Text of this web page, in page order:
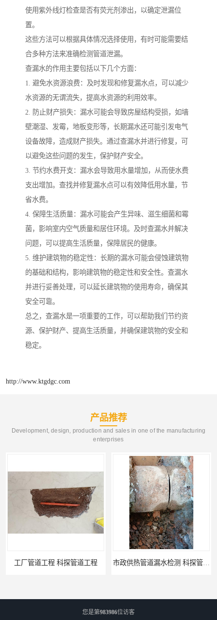
使用紫外线灯检查是否有荧光剂渗出，以确定泄漏位
置。
这些方法可以根据具体情况选择使用，有时可能需要结
合多种方法来准确检测管道泄漏。
查漏水的作用主要包括以下几个方面：
1. 避免水资源浪费：及时发现和修复漏水点，可以减少
水资源的无谓流失，提高水资源的利用效率。
2. 防止财产损失：漏水可能会导致房屋结构受损，如墙
壁潮湿、发霉，地板变形等，长期漏水还可能引发电气
设备故障，造成财产损失。通过查漏水并进行修复，可
以避免这些问题的发生，保护财产安全。
3. 节约水费开支：漏水会导致用水量增加，从而使水费
支出增加。查找并修复漏水点可以有效降低用水量，节
省水费。
4. 保障生活质量：漏水可能会产生异味、滋生细菌和霉
菌，影响室内空气质量和居住环境。及时查漏水并解决
问题，可以提高生活质量，保障居民的健康。
5. 维护建筑物的稳定性：长期的漏水可能会侵蚀建筑物
的基础和结构，影响建筑物的稳定性和安全性。查漏水
并进行妥善处理，可以延长建筑物的使用寿命，确保其
安全可靠。
总之，查漏水是一项重要的工作，可以帮助我们节约资
源、保护财产、提高生活质量，并确保建筑物的安全和
稳定。
http://www.ktgdgc.com
产品推荐
Development, design, production and sales in one of the manufacturing
enterprises
工厂管道工程 科探管道工程
您是第983986位访客